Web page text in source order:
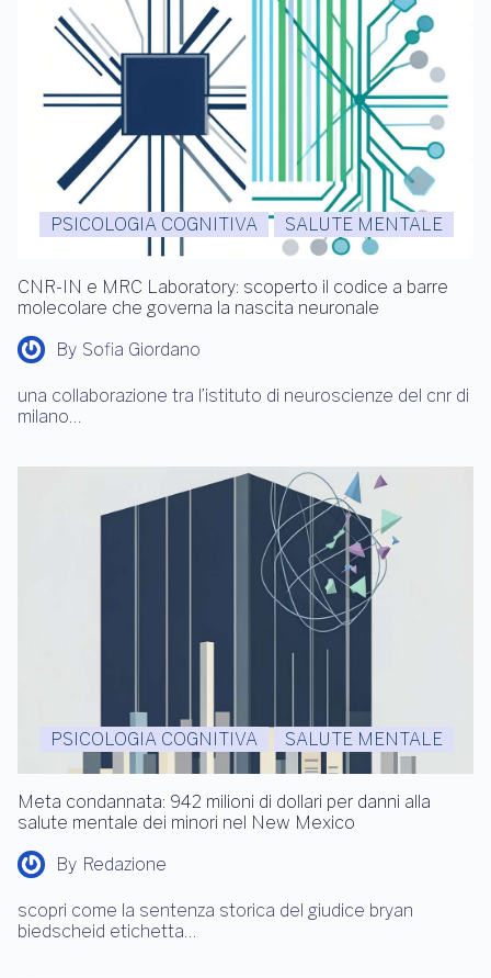
PSICOLOGIA COGNITIVA SALUTE MENTALE
CNR-IN e MRC Laboratory: scoperto il codice a barre
molecolare che governa la nascita neuronale
By Sofia Giordano
una collaborazione tra l’istituto di neuroscienze del cnr di
milano…
PSICOLOGIA COGNITIVA SALUTE MENTALE
Meta condannata: 942 milioni di dollari per danni alla
salute mentale dei minori nel New Mexico
By Redazione
scopri come la sentenza storica del giudice bryan
biedscheid etichetta…